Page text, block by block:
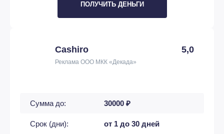
ПОЛУЧИТЬ ДЕНЬГИ
Cashiro 5,0
Реклама ООО МКК «Декада»
Сумма до: 30000 ₽
Срок (дни): от 1 до 30 дней